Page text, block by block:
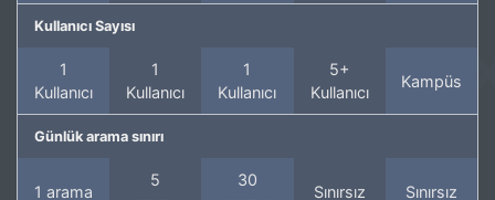
Kullanıcı Sayısı
1
Kullanıcı
1
Kullanıcı
1
Kullanıcı
5+
Kullanıcı
Kampüs
Günlük arama sınırı
1 arama
5
30
Sınırsız Sınırsız